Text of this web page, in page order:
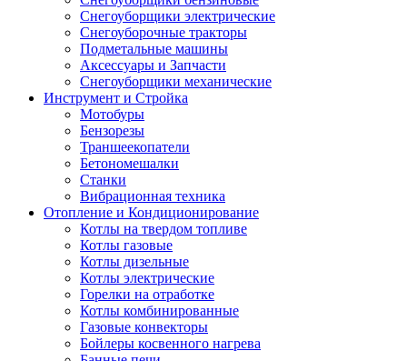
Снегоуборщики электрические
Снегоуборочные тракторы
Подметальные машины
Аксессуары и Запчасти
Снегоуборщики механические
Инструмент и Стройка
Мотобуры
Бензорезы
Траншеекопатели
Бетономешалки
Станки
Вибрационная техника
Отопление и Кондиционирование
Котлы на твердом топливе
Котлы газовые
Котлы дизельные
Котлы электрические
Горелки на отработке
Котлы комбинированные
Газовые конвекторы
Бойлеры косвенного нагрева